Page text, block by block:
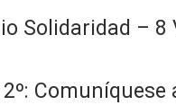
Solidaridad –
Comuníquese